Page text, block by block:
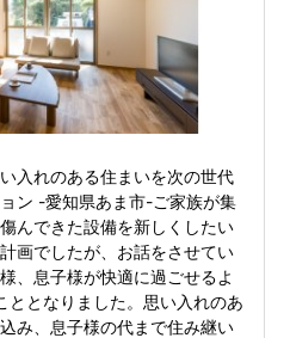
入れのある住まいを次の世代
ン -愛知県あま市-ご家族が集
んできた設備を新しくしたい
画でしたが、お話をさせてい
、息子様が快適に過ごせるよ
ととなりました。思い入れのあ
み、息子様の代まで住み継い